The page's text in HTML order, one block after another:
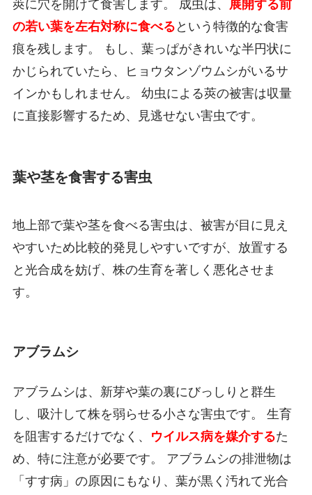
莢に穴を開けて食害します。 成虫は、
展開する前
の若い葉を左右対称に食べる という特徴的な食害
痕を残します。 もし、葉っぱがきれいな半円状に
かじられていたら、ヒョウタンゾウムシがいるサ
インかもしれません。 幼虫による莢の被害は収量
に直接影響するため、見逃せない害虫です。
葉や茎を食害する害虫
地上部で葉や茎を食べる害虫は、被害が目に見え
やすいため比較的発見しやすいですが、放置する
と光合成を妨げ、株の生育を著しく悪化させま
す。
アブラムシ
アブラムシは、新芽や葉の裏にびっしりと群生
し、吸汁して株を弱らせる小さな害虫です。 生育
を阻害するだけでなく、
ウイルス病を媒介するた
め、特に注意が必要です。 アブラムシの排泄物は
「すす病」の原因にもなり、葉が黒く汚れて光合